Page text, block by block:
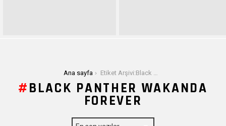
Ana sayfa Etiket Arşivi:Black Panther Wakanda Forever
BLACK PANTHER WAKANDA
FOREVER